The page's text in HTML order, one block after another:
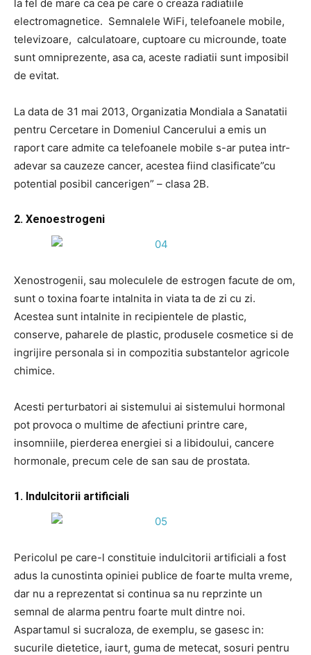
la fel de mare ca cea pe care o creaza radiatiile
electromagnetice. Semnalele WiFi, telefoanele mobile,
televizoare, calculatoare, cuptoare cu microunde, toate
sunt omniprezente, asa ca, aceste radiatii sunt imposibil
de evitat.
La data de 31 mai 2013, Organizatia Mondiala a Sanatatii
pentru Cercetare in Domeniul Cancerului a emis un
raport care admite ca telefoanele mobile s-ar putea intr-
adevar sa cauzeze cancer, acestea fiind clasificate”cu
potential posibil cancerigen” – clasa 2B.
2. Xenoestrogeni
Xenostrogenii, sau moleculele de estrogen facute de om,
sunt o toxina foarte intalnita in viata ta de zi cu zi.
Acestea sunt intalnite in recipientele de plastic,
conserve, paharele de plastic, produsele cosmetice si de
ingrijire personala si in compozitia substantelor agricole
chimice.
Acesti perturbatori ai sistemului ai sistemului hormonal
pot provoca o multime de afectiuni printre care,
insomniile, pierderea energiei si a libidoului, cancere
hormonale, precum cele de san sau de prostata.
1. Indulcitorii artificiali
Pericolul pe care-l constituie indulcitorii artificiali a fost
adus la cunostinta opiniei publice de foarte multa vreme,
dar nu a reprezentat si continua sa nu reprzinte un
semnal de alarma pentru foarte mult dintre noi.
Aspartamul si sucraloza, de exemplu, se gasesc in:
sucurile dietetice, iaurt, guma de metecat, sosuri pentru